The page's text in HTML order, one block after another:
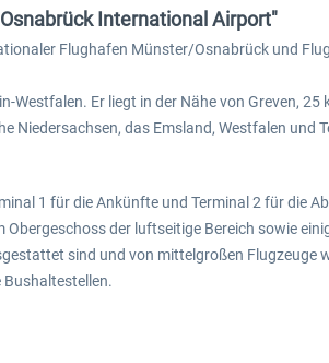
International Airport"
Flughafen Münster/Osnabrück und
Er liegt in der Nähe von Greven,
das Emsland, Westfalen und
1 für die Ankünfte und Terminal 2 für die
der luftseitige Bereich sowie
sind und von mittelgroßen Flugzeuge